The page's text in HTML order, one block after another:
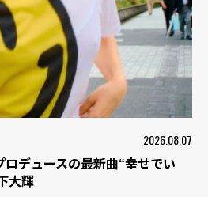
2026.08.07
デュースの最新曲“幸せでい
大輝